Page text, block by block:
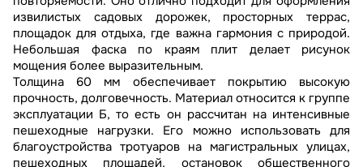
извилистых садовых дорожек, просторных террас,
площадок для отдыха, где важна гармония с природой.
Небольшая фаска по краям плит делает рисунок
мощения более выразительным.
Толщина 60 мм обеспечивает покрытию высокую
прочность, долговечность. Материал относится к группе
эксплуатации Б, то есть он рассчитан на интенсивные
пешеходные нагрузки. Его можно использовать для
благоустройства тротуаров на магистральных улицах,
пешеходных площадей, остановок общественного